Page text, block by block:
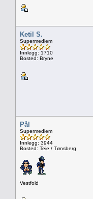
Ketil S.
Supermedlem
Innlegg: 1710
Bosted: Bryne
Pål
Supermedlem
Innlegg: 3944
Bosted: Teie / Tønsberg
Vestfold